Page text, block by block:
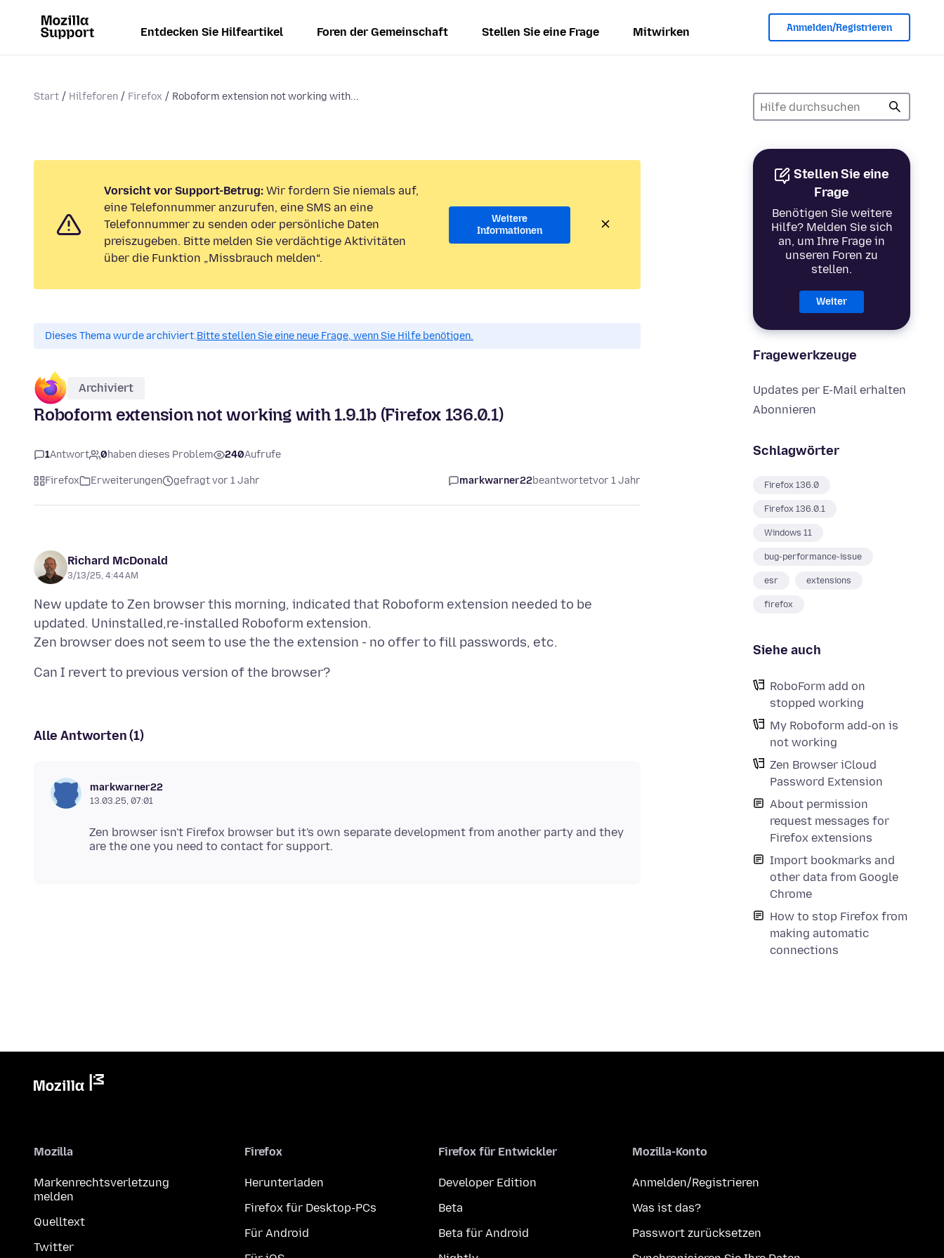
Entdecken Sie Hilfeartikel Foren der Gemeinschaft Stellen Sie eine Frage Mitwirken Anmelden/Registrieren
Start Hilfeforen Firefox Roboform extension not working with...
Stellen Sie eine
Frage
Benötigen Sie weitere
Hilfe? Melden Sie sich
an, um Ihre Frage in
unseren Foren zu
stellen.
Weiter
Fragewerkzeuge
Updates per E-Mail erhalten
Abonnieren
Schlagwörter
Firefox 136.0
Firefox 136.0.1
Windows 11
bug-performance-issue
esr extensions
firefox
Siehe auch
RoboForm add on
stopped working
My Roboform add-on is
not working
Zen Browser iCloud
Password Extension
About permission
request messages for
Firefox extensions
Import bookmarks and
other data from Google
Chrome
How to stop Firefox from
making automatic
connections
Vorsicht vor Support-Betrug: Wir fordern Sie niemals auf,
eine Telefonnummer anzurufen, eine SMS an eine
Telefonnummer zu senden oder persönliche Daten
preiszugeben. Bitte melden Sie verdächtige Aktivitäten
über die Funktion „Missbrauch melden“.
Weitere
Informationen
Dieses Thema wurde archiviert.Bitte stellen Sie eine neue Frage, wenn Sie Hilfe benötigen.
Archiviert
Roboform extension not working with 1.9.1b (Firefox 136.0.1)
1Antwort 0haben dieses Problem 240Aufrufe
Firefox Erweiterungen gefragt vor 1 Jahr markwarner22beantwortetvor 1 Jahr
Richard McDonald
3/13/25, 4:44 AM
New update to Zen browser this morning, indicated that Roboform extension needed to be
updated. Uninstalled,re-installed Roboform extension.
Alle Antworten (1)
markwarner22
13.03.25, 07:01
Zen browser isn't Firefox browser but it's own separate development from another party and they
Mozilla
Markenrechtsverletzung
melden
Quelltext
Twitter
Firefox
Herunterladen
Firefox für Desktop-PCs
Für Android
Firefox für Entwickler
Developer Edition
Beta
Beta für Android
Mozilla-Konto
Anmelden/Registrieren
Was ist das?
Passwort zurücksetzen